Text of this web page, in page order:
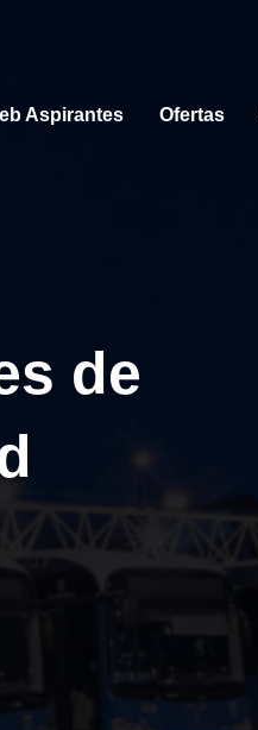
Aspirantes Ofertas
de